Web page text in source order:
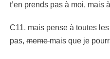
t’en prends pas à moi, mais
C11. mais pense à toutes
pas, mememais que je